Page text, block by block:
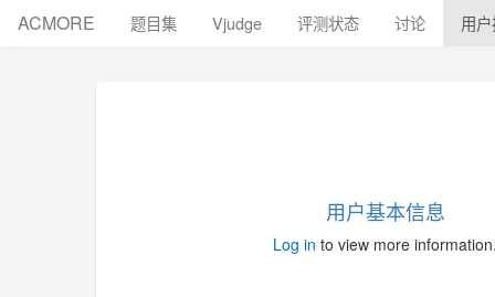
ACMORE 题目集 Vjudge 评测状态 讨论 用
用户基本信息
Log in to view more information.